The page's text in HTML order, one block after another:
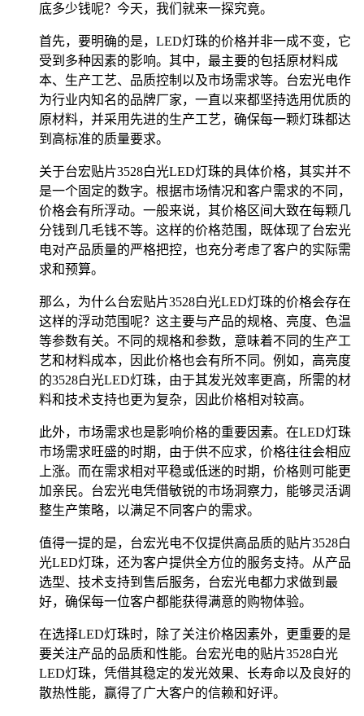
底多少钱呢？今天，我们就来一探究竟。
首先，要明确的是，LED灯珠的价格并非一成不变，它
受到多种因素的影响。其中，最主要的包括原材料成
本、生产工艺、品质控制以及市场需求等。台宏光电作
为行业内知名的品牌厂家，一直以来都坚持选用优质的
原材料，并采用先进的生产工艺，确保每一颗灯珠都达
到高标准的质量要求。
关于台宏贴片3528白光LED灯珠的具体价格，其实并不
是一个固定的数字。根据市场情况和客户需求的不同，
价格会有所浮动。一般来说，其价格区间大致在每颗几
分钱到几毛钱不等。这样的价格范围，既体现了台宏光
电对产品质量的严格把控，也充分考虑了客户的实际需
求和预算。
那么，为什么台宏贴片3528白光LED灯珠的价格会存在
这样的浮动范围呢？这主要与产品的规格、亮度、色温
等参数有关。不同的规格和参数，意味着不同的生产工
艺和材料成本，因此价格也会有所不同。例如，高亮度
的3528白光LED灯珠，由于其发光效率更高，所需的材
料和技术支持也更为复杂，因此价格相对较高。
此外，市场需求也是影响价格的重要因素。在LED灯珠
市场需求旺盛的时期，由于供不应求，价格往往会相应
上涨。而在需求相对平稳或低迷的时期，价格则可能更
加亲民。台宏光电凭借敏锐的市场洞察力，能够灵活调
整生产策略，以满足不同客户的需求。
值得一提的是，台宏光电不仅提供高品质的贴片3528白
光LED灯珠，还为客户提供全方位的服务支持。从产品
选型、技术支持到售后服务，台宏光电都力求做到最
好，确保每一位客户都能获得满意的购物体验。
在选择LED灯珠时，除了关注价格因素外，更重要的是
要关注产品的品质和性能。台宏光电的贴片3528白光
LED灯珠，凭借其稳定的发光效果、长寿命以及良好的
散热性能，赢得了广大客户的信赖和好评。